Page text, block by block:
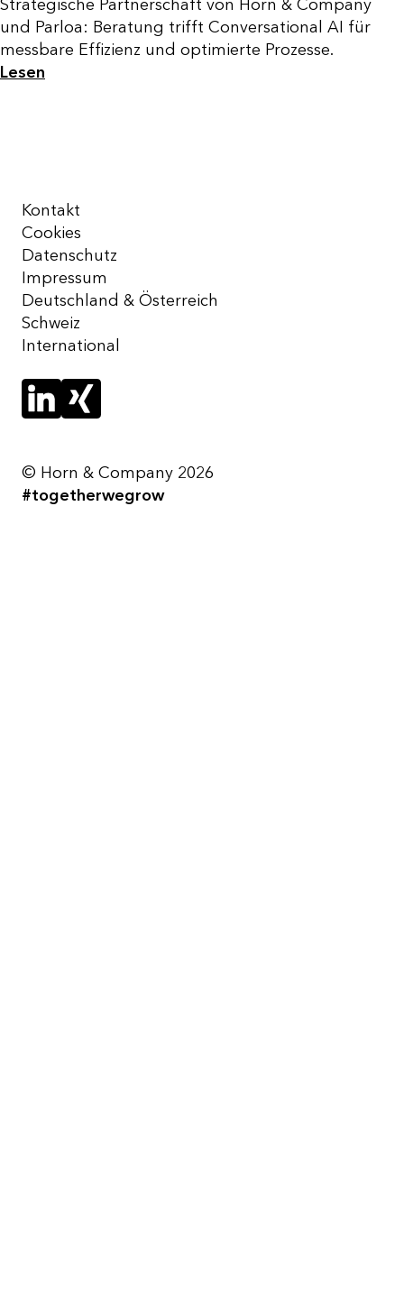
Strategische Partnerschaft von Horn & Company
und Parloa: Beratung trifft Conversational AI für
messbare Effizienz und optimierte Prozesse.
Lesen
Kontakt
Cookies
Datenschutz
Impressum
Deutschland & Österreich
Schweiz
International
© Horn & Company 2026
#togetherwegrow